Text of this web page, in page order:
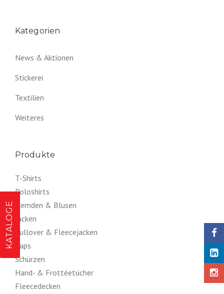
Kategorien
News & Aktionen
Stickerei
Textilien
Weiteres
Produkte
T-Shirts
Poloshirts
Hemden & Blusen
Jacken
Pullover & Fleecejacken
Caps
Schürzen
Hand- & Frottéetücher
Fleecedecken
KATALOGE